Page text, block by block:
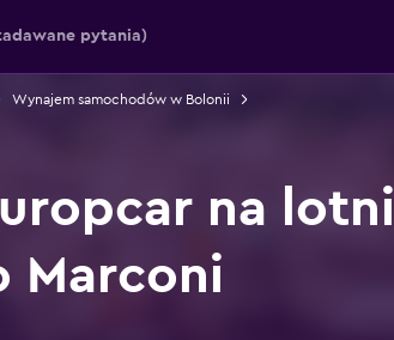
pytania)
Wynajem samochodów w Bolonii
na
Marconi